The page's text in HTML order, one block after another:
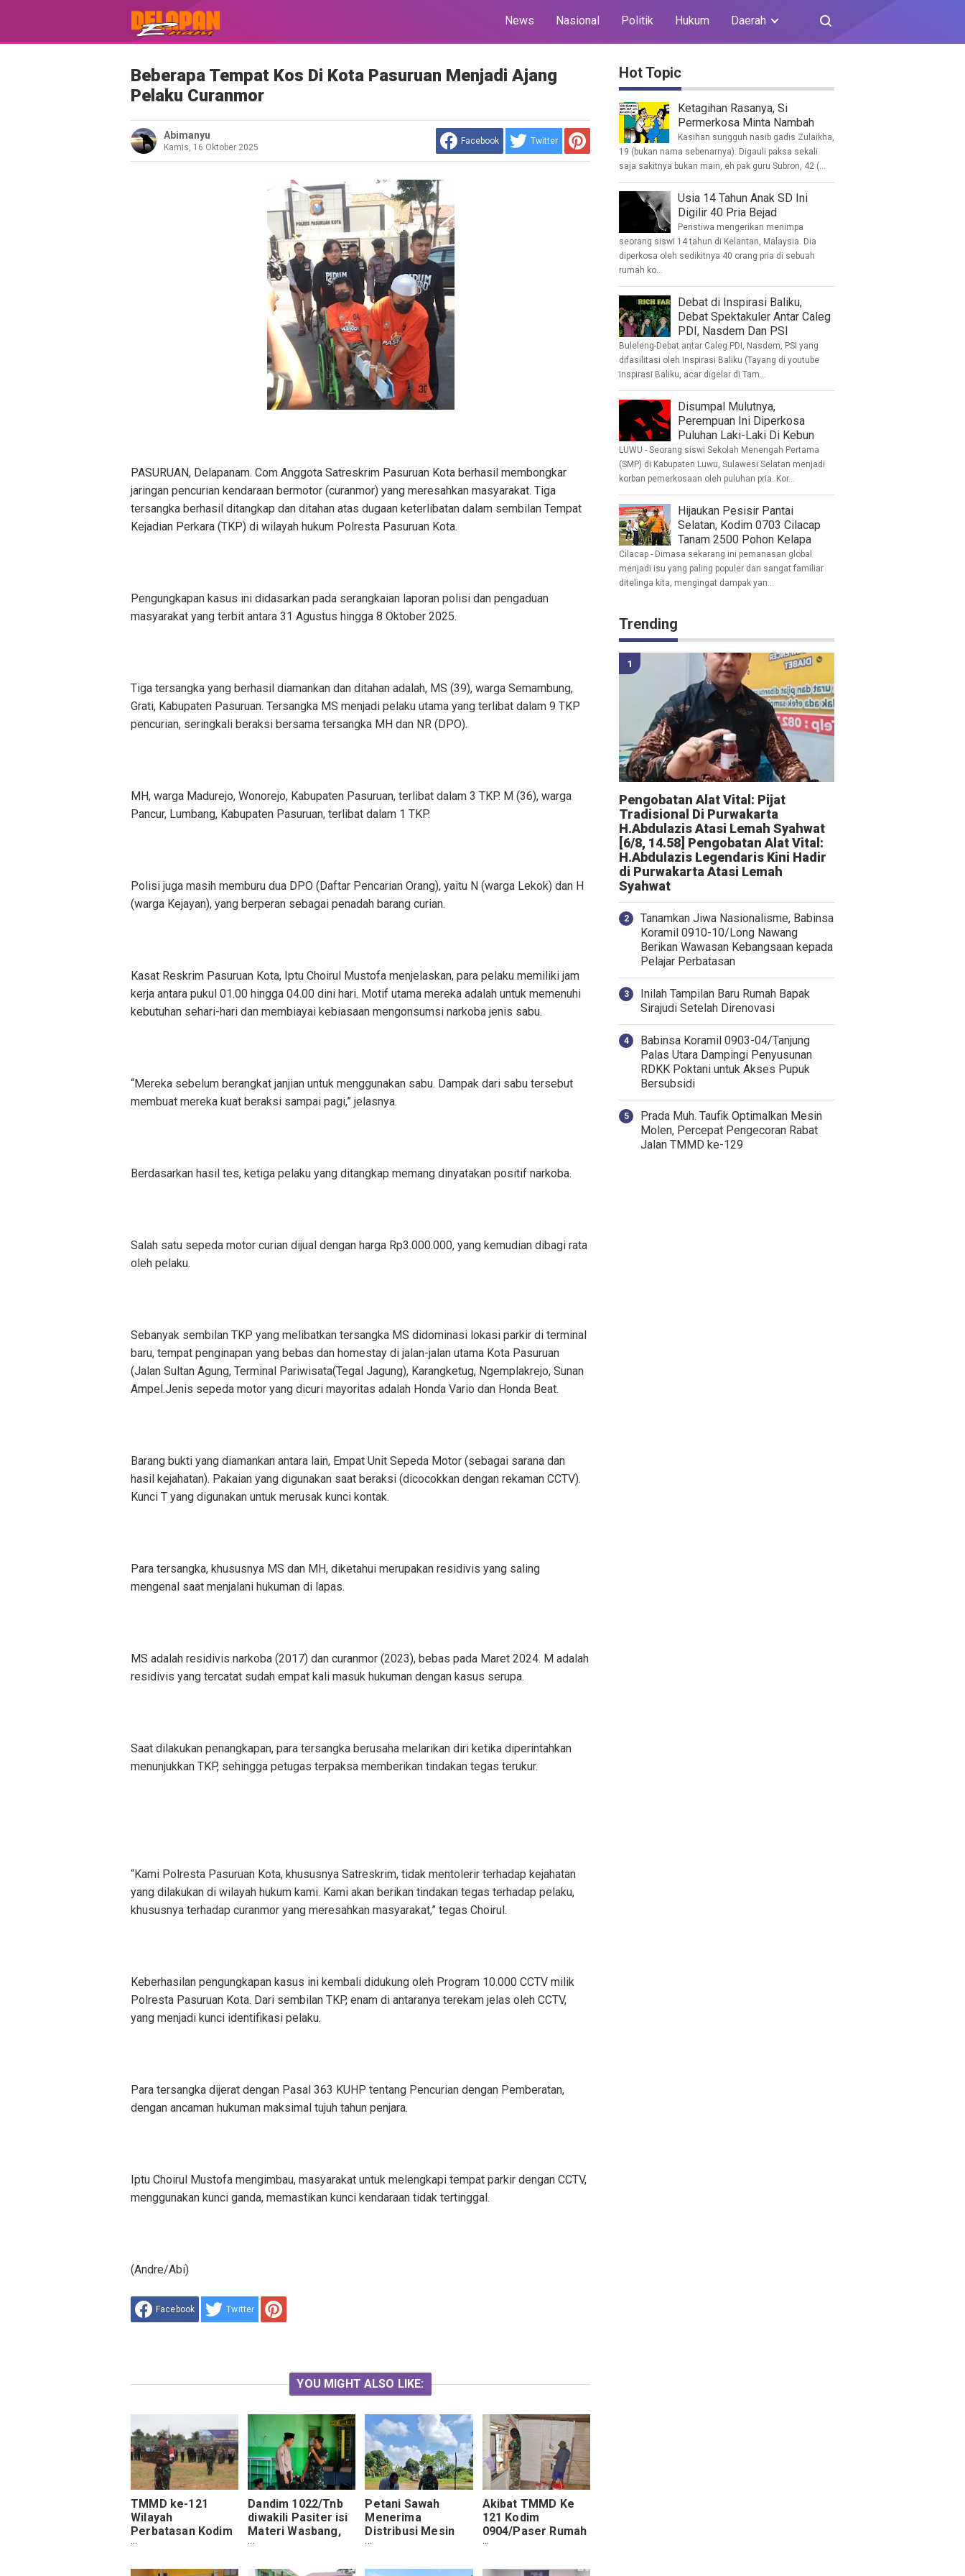
News Nasional Politik Hukum Daerah
Beberapa Tempat Kos Di Kota Pasuruan Menjadi Ajang
Pelaku Curanmor
Abimanyu
Kamis, 16 Oktober 2025
Facebook Twitter
PASURUAN, Delapanam. Com Anggota Satreskrim Pasuruan Kota berhasil membongkar
jaringan pencurian kendaraan bermotor (curanmor) yang meresahkan masyarakat. Tiga
tersangka berhasil ditangkap dan ditahan atas dugaan keterlibatan dalam sembilan Tempat
Kejadian Perkara (TKP) di wilayah hukum Polresta Pasuruan Kota.
Pengungkapan kasus ini didasarkan pada serangkaian laporan polisi dan pengaduan
masyarakat yang terbit antara 31 Agustus hingga 8 Oktober 2025.
Tiga tersangka yang berhasil diamankan dan ditahan adalah, MS (39), warga Semambung,
Grati, Kabupaten Pasuruan. Tersangka MS menjadi pelaku utama yang terlibat dalam 9 TKP
pencurian, seringkali beraksi bersama tersangka MH dan NR (DPO).
MH, warga Madurejo, Wonorejo, Kabupaten Pasuruan, terlibat dalam 3 TKP. M (36), warga
Pancur, Lumbang, Kabupaten Pasuruan, terlibat dalam 1 TKP.
Polisi juga masih memburu dua DPO (Daftar Pencarian Orang), yaitu N (warga Lekok) dan H
(warga Kejayan), yang berperan sebagai penadah barang curian.
Kasat Reskrim Pasuruan Kota, Iptu Choirul Mustofa menjelaskan, para pelaku memiliki jam
kerja antara pukul 01.00 hingga 04.00 dini hari. Motif utama mereka adalah untuk memenuhi
kebutuhan sehari-hari dan membiayai kebiasaan mengonsumsi narkoba jenis sabu.
“Mereka sebelum berangkat janjian untuk menggunakan sabu. Dampak dari sabu tersebut
membuat mereka kuat beraksi sampai pagi,” jelasnya.
Berdasarkan hasil tes, ketiga pelaku yang ditangkap memang dinyatakan positif narkoba.
Salah satu sepeda motor curian dijual dengan harga Rp3.000.000, yang kemudian dibagi rata
oleh pelaku.
Sebanyak sembilan TKP yang melibatkan tersangka MS didominasi lokasi parkir di terminal
baru, tempat penginapan yang bebas dan homestay di jalan-jalan utama Kota Pasuruan
(Jalan Sultan Agung, Terminal Pariwisata(Tegal Jagung), Karangketug, Ngemplakrejo, Sunan
Ampel.Jenis sepeda motor yang dicuri mayoritas adalah Honda Vario dan Honda Beat.
Barang bukti yang diamankan antara lain, Empat Unit Sepeda Motor (sebagai sarana dan
hasil kejahatan). Pakaian yang digunakan saat beraksi (dicocokkan dengan rekaman CCTV).
Kunci T yang digunakan untuk merusak kunci kontak.
Para tersangka, khususnya MS dan MH, diketahui merupakan residivis yang saling
mengenal saat menjalani hukuman di lapas.
MS adalah residivis narkoba (2017) dan curanmor (2023), bebas pada Maret 2024. M adalah
residivis yang tercatat sudah empat kali masuk hukuman dengan kasus serupa.
Saat dilakukan penangkapan, para tersangka berusaha melarikan diri ketika diperintahkan
menunjukkan TKP, sehingga petugas terpaksa memberikan tindakan tegas terukur.
“Kami Polresta Pasuruan Kota, khususnya Satreskrim, tidak mentolerir terhadap kejahatan
yang dilakukan di wilayah hukum kami. Kami akan berikan tindakan tegas terhadap pelaku,
khususnya terhadap curanmor yang meresahkan masyarakat,” tegas Choirul.
Keberhasilan pengungkapan kasus ini kembali didukung oleh Program 10.000 CCTV milik
Polresta Pasuruan Kota. Dari sembilan TKP, enam di antaranya terekam jelas oleh CCTV,
yang menjadi kunci identifikasi pelaku.
Para tersangka dijerat dengan Pasal 363 KUHP tentang Pencurian dengan Pemberatan,
dengan ancaman hukuman maksimal tujuh tahun penjara.
Iptu Choirul Mustofa mengimbau, masyarakat untuk melengkapi tempat parkir dengan CCTV,
menggunakan kunci ganda, memastikan kunci kendaraan tidak tertinggal.
(Andre/Abi)
Facebook Twitter
YOU MIGHT ALSO LIKE:
TMMD ke-121
Wilayah
Perbatasan Kodim
0910/Malinau
Dibuka.
Dandim 1022/Tnb
diwakili Pasiter isi
Materi Wasbang,
Belneg dan Cinta
Santri Az-zikra
Petani Sawah
Menerima
Distribusi Mesin
Pompa Air, Babinsa
Laksanakan
Akibat TMMD Ke
121 Kodim
0904/Paser Rumah
Bapak Asnan
Hot Topic
Ketagihan Rasanya, Si
Permerkosa Minta Nambah
Kasihan sungguh nasib gadis Zulaikha,
19 (bukan nama sebenarnya). Digauli paksa sekali
saja sakitnya bukan main, eh pak guru Subron, 42 (...
Usia 14 Tahun Anak SD Ini
Digilir 40 Pria Bejad
Peristiwa mengerikan menimpa
seorang siswi 14 tahun di Kelantan, Malaysia. Dia
diperkosa oleh sedikitnya 40 orang pria di sebuah
rumah ko...
Debat di Inspirasi Baliku,
Debat Spektakuler Antar Caleg
PDI, Nasdem Dan PSI
Buleleng-Debat antar Caleg PDI, Nasdem, PSI yang
difasilitasi oleh Inspirasi Baliku (Tayang di youtube
inspirasi Baliku, acar digelar di Tam...
Disumpal Mulutnya,
Perempuan Ini Diperkosa
Puluhan Laki-Laki Di Kebun
LUWU - Seorang siswi Sekolah Menengah Pertama
(SMP) di Kabupaten Luwu, Sulawesi Selatan menjadi
korban pemerkosaan oleh puluhan pria. Kor...
Hijaukan Pesisir Pantai
Selatan, Kodim 0703 Cilacap
Tanam 2500 Pohon Kelapa
Cilacap - Dimasa sekarang ini pemanasan global
menjadi isu yang paling populer dan sangat familiar
ditelinga kita, mengingat dampak yan...
Trending
Pengobatan Alat Vital: Pijat
Tradisional Di Purwakarta
H.Abdulazis Atasi Lemah Syahwat
[6/8, 14.58] Pengobatan Alat Vital:
H.Abdulazis Legendaris Kini Hadir
di Purwakarta Atasi Lemah
Syahwat
Tanamkan Jiwa Nasionalisme, Babinsa
Koramil 0910-10/Long Nawang
Berikan Wawasan Kebangsaan kepada
Pelajar Perbatasan
Inilah Tampilan Baru Rumah Bapak
Sirajudi Setelah Direnovasi
‎Babinsa Koramil 0903-04/Tanjung
Palas Utara Dampingi Penyusunan
RDKK Poktani untuk Akses Pupuk
Bersubsidi
Prada Muh. Taufik Optimalkan Mesin
Molen, Percepat Pengecoran Rabat
Jalan TMMD ke-129